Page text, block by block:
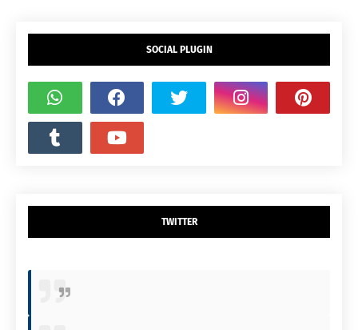
SOCIAL PLUGIN
TWITTER